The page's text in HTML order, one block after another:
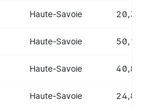
Haute-Savoie 20,3
Haute-Savoie 50,1
Haute-Savoie 40,8
Haute-Savoie 24,8